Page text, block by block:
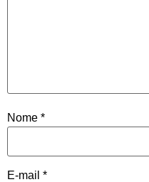
Nome *
E-mail *